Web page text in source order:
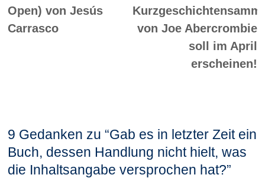
Open) von Jesús
Carrasco
von Joe Abercrombie
soll im April
erscheinen!
9 Gedanken zu “Gab es in letzter Zeit ein
Buch, dessen Handlung nicht hielt, was
die Inhaltsangabe versprochen hat?”